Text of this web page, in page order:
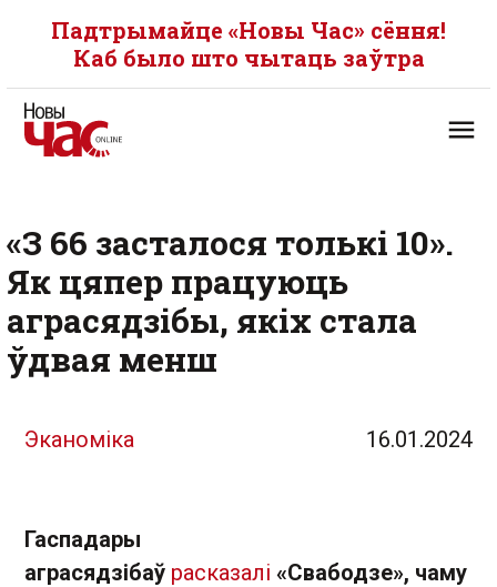
Падтрымайце «Новы Час» сёння!
Каб было што чытаць заўтра
«З 66 засталося толькі 10».
Як цяпер працуюць
аграсядзібы, якіх стала
ўдвая менш
Эканоміка 16.01.2024
Гаспадары
аграсядзібаў расказалі «Свабодзе», чаму